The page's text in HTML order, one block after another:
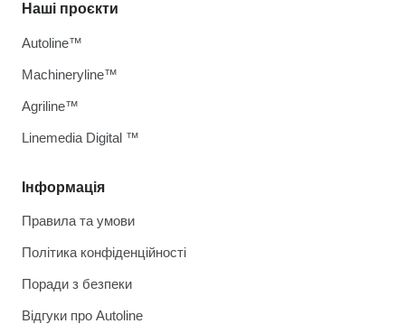
Інформація
Правила та умови
Політика конфіденційності
Поради з безпеки
Відгуки про Autoline
Наші проєкти
Autoline™
Machineryline™
Agriline™
Linemedia Digital ™